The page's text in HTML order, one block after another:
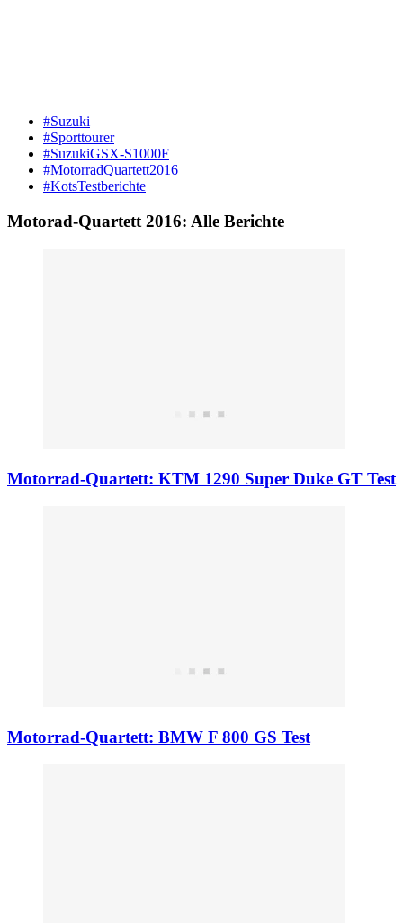
#Suzuki
#Sporttourer
#SuzukiGSX-S1000F
#MotorradQuartett2016
#KotsTestberichte
Motorad-Quartett 2016: Alle Berichte
Motorrad-Quartett: KTM 1290 Super Duke GT Test
Motorrad-Quartett: BMW F 800 GS Test